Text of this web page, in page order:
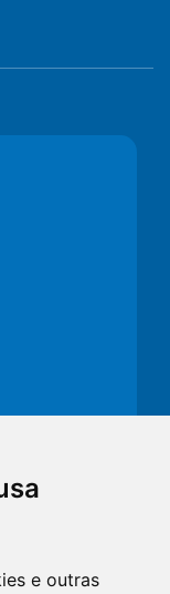
e outras